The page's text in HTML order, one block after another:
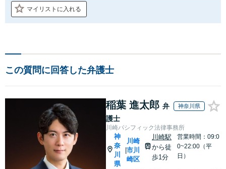
マイリストに入れる
この質問に回答した弁護士
稲葉 進太郎 弁
護士
神奈川県
川崎パシフィック法律事務所
神
奈
川
県
|
川崎
市川
崎区
川崎駅
から徒
歩1分
営業時間：09:0
0~22:00（平
日）